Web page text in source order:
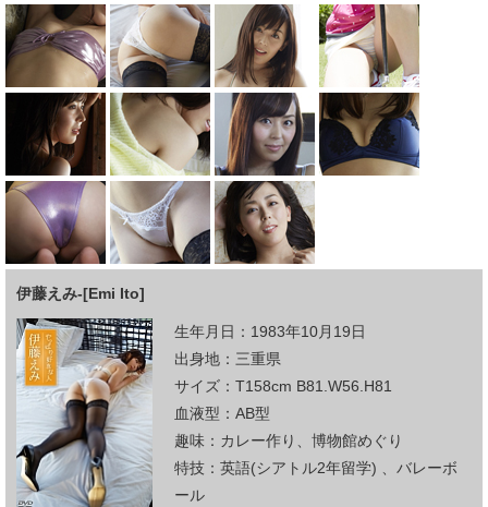
伊藤えみ-[Emi Ito]
生年月日：1983年10月19日
出身地：三重県
サイズ：T158cm B81.W56.H81
血液型：AB型
趣味：カレー作り、博物館めぐり
特技：英語(シアトル2年留学) 、バレーボ
ール